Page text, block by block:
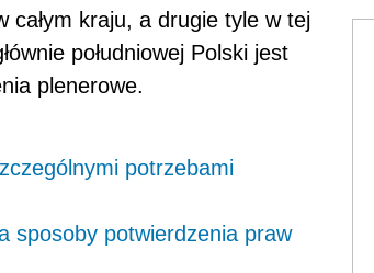
całym kraju, a drugie tyle w tej
południowej Polski jest
plenerowe.
potrzebami
sposoby potwierdzenia praw